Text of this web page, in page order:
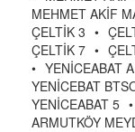
MEHMET AKİF
ÇELTİK 3 •
ÇELTİK 7 •
• YENİCEABAT
YENİCEBAT
YENİCEABAT 5 •
ARMUTKÖY